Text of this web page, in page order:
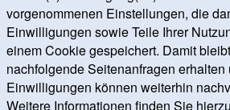
vorgenommenen Einstellungen, die
Einwilligungen sowie Teile Ihrer
einem Cookie gespeichert. Damit
nachfolgende Seitenanfragen erhalten
Einwilligungen können weiterhin
Weitere Informationen finden Sie